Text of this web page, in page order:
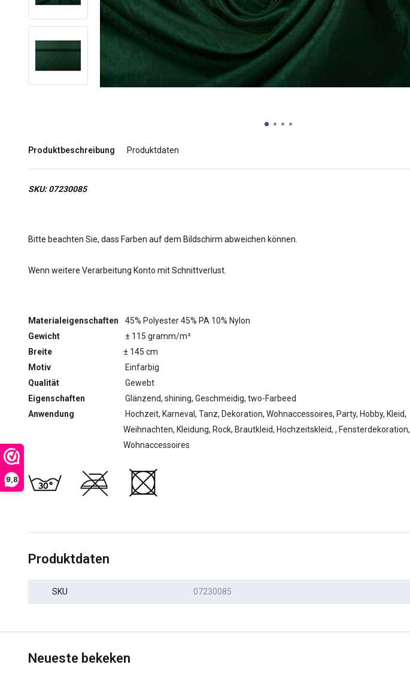
9,8
Produktbeschreibung Produktdaten
SKU: 07230085
Bitte beachten Sie, dass Farben auf dem Bildschirm abweichen können.
Wenn weitere Verarbeitung Konto mit Schnittverlust.
Materialeigenschaften
45% Polyester 45% PA 10% Nylon
Gewicht
± 115 gramm/m²
Breite
± 145 cm
Motiv
Einfarbig
Qualität
Gewebt
Eigenschaften
Glänzend, shining, Geschmeidig, two-Farbeed
Anwendung
Hochzeit, Karneval, Tanz, Dekoration, Wohnaccessoires, Party, Hobby, Kleid,
Weihnachten, Kleidung, Rock, Brautkleid, Hochzeitskleid, , Fensterdekoration,
Wohnaccessoires
Produktdaten
SKU 07230085
Neueste bekeken